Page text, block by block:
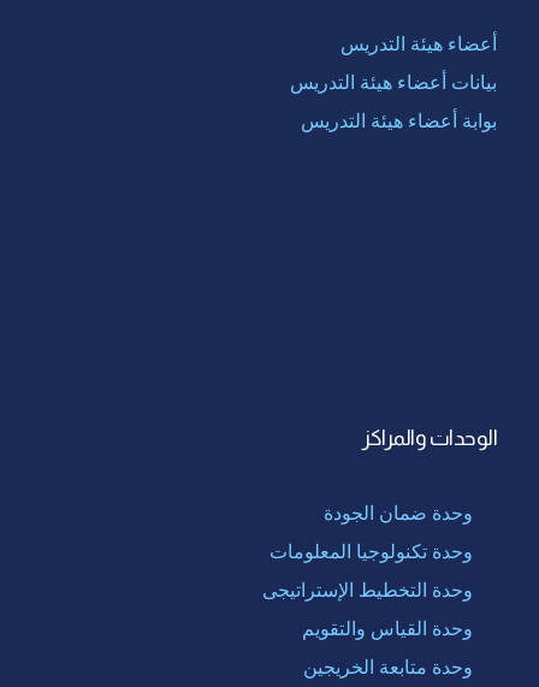
أعضاء هيئة التدريس
بيانات أعضاء هيئة التدريس
بوابة أعضاء هيئة التدريس
الوحدات والمراكز
وحدة ضمان الجودة
وحدة تكنولوجيا المعلومات
وحدة التخطيط الإستراتيجى
وحدة القياس والتقويم
وحدة متابعة الخريجين